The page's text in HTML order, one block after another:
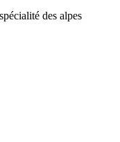
des alpes